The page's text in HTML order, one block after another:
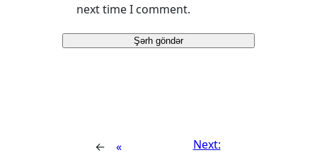
next time I comment.
←
Next: